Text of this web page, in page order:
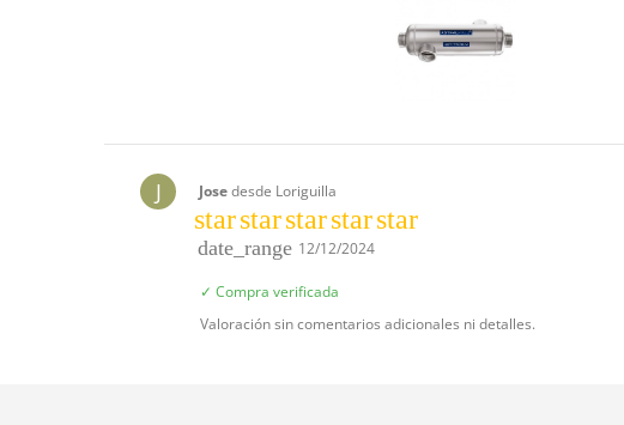
J Josedesde Loriguilla
starstarstarstarstar
date_range 12/12/2024
✓ Compra verificada
Valoración sin comentarios adicionales ni detalles.